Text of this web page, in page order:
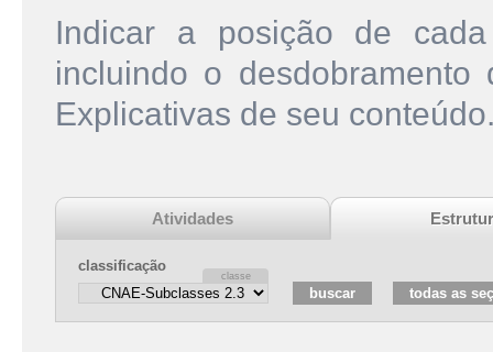
Indicar a posição de
incluindo o
Explicativas de seu
Atividades
classificação